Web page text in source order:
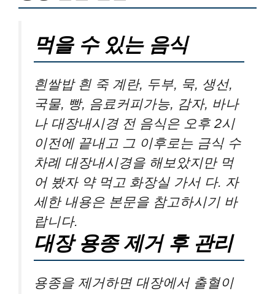
먹을 수 있는 음식
흰쌀밥 흰 죽 계란, 두부, 묵, 생선,
국물, 빵, 음료커피가능, 감자, 바나
나 대장내시경 전 음식은 오후 2시
이전에 끝내고 그 이후로는 금식 수
차례 대장내시경을 해보았지만 먹
어 봤자 약 먹고 화장실 가서 다. 자
세한 내용은 본문을 참고하시기 바
랍니다.
대장 용종 제거 후 관리
용종을 제거하면 대장에서 출혈이